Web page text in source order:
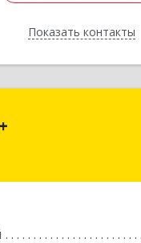
Показать контакты
Назад